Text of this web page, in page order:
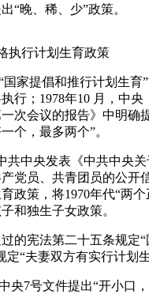
“晚、稀、少”政策。
行计划生育政策
家提倡和推行计划生育
行；1978年10 月，中央
次会议的报告》中明确
个，最多两个”。
中央发表《中共中央关
党员、共青团员的公开
政策，将1970年代“两
和独生子女政策。
宪法第二十五条规定“
定“夫妻双方有实行计划
7号文件提出“开小口，